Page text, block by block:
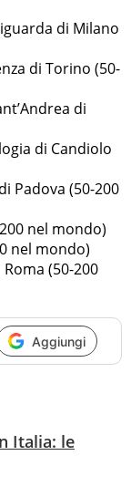
di Milano
di Torino (50-
di
di Candiolo
Padova (50-200
nel mondo)
nel mondo)
(50-200
Aggiungi
Italia: le